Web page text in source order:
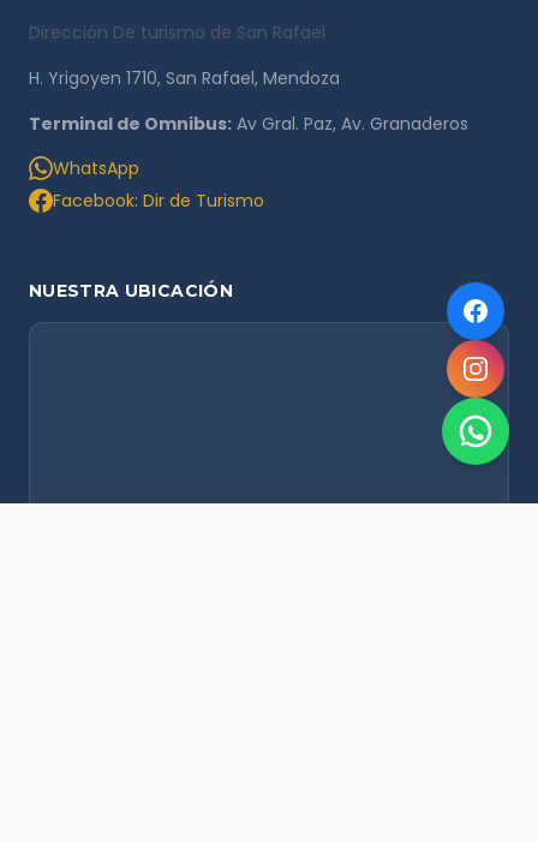
Dirección De turismo de San Rafael
H. Yrigoyen 1710, San Rafael, Mendoza
Terminal de Omnibus: Av Gral. Paz, Av. Granaderos
WhatsApp
Facebook: Dir de Turismo
NUESTRA UBICACIÓN